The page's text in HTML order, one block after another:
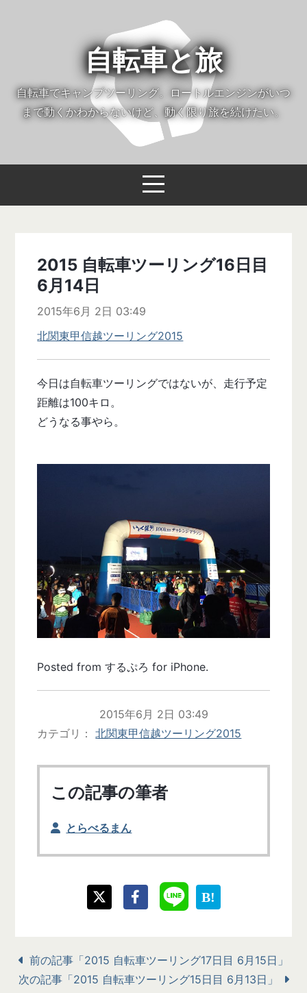
自転車と旅
自転車でキャンプツーリング。ロートルエンジンがいつ
まで動くかわからないけど、動く限り旅を続けたい。
2015 自転車ツーリング16日目
6月14日
2015年6月 2日 03:49
北関東甲信越ツーリング2015
今日は自転車ツーリングではないが、走行予定
距離は100キロ。
どうなる事やら。
Posted from するぷろ for iPhone.
2015年6月 2日 03:49
カテゴリ
北関東甲信越ツーリング2015
この記事の筆者
とらべるまん
前の記事「2015 自転車ツーリング17日目 6月15日」
次の記事「2015 自転車ツーリング15日目 6月13日」